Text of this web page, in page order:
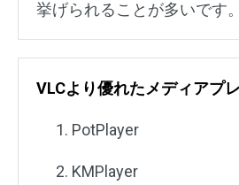
挙げられることが多いです。
VLCより優れたメディアプ
PotPlayer
KMPlayer